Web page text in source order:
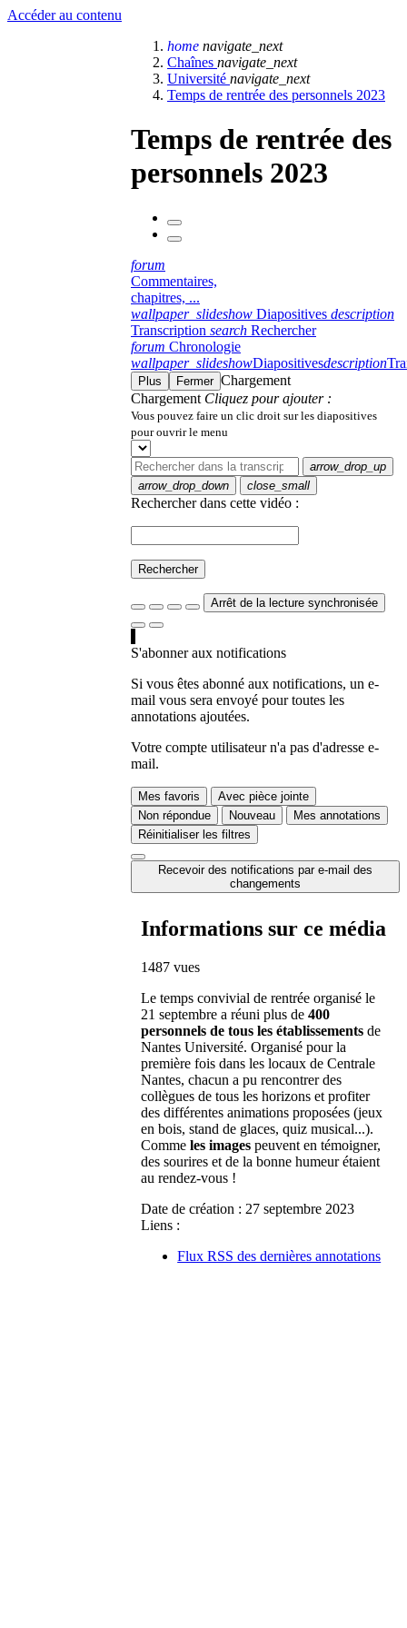
Accéder au contenu
home navigate_next
Chaînes navigate_next
Université navigate_next
Temps de rentrée des personnels 2023
Temps de rentrée des
personnels 2023
forum
Commentaires,
chapitres, ...
wallpaper_slideshow Diapositives description
Transcription search Rechercher
forum Chronologie
wallpaper_slideshowDiapositivesdescription
Plus Fermer Chargement
Chargement Cliquez pour ajouter :
Vous pouvez faire un clic droit sur les diapositives
pour ouvrir le menu
arrow_drop_up
arrow_drop_down
close_small
Rechercher dans cette vidéo :
Rechercher
Arrêt de la lecture synchronisée
S'abonner aux notifications
Si vous êtes abonné aux notifications, un e-
mail vous sera envoyé pour toutes les
annotations ajoutées.
Votre compte utilisateur n'a pas d'adresse e-
mail.
Mes favoris
Avec pièce jointe
Non répondue
Nouveau
Mes annotations
Réinitialiser les filtres
Recevoir des notifications par e-mail des
changements
Informations sur ce média
1487 vues
Le temps convivial de rentrée organisé le
21 septembre a réuni plus de400
personnels de tous les établissements de
Nantes Université. Organisé pour la
première fois dans les locaux de Centrale
Nantes, chacun a pu rencontrer des
collègues de tous les horizons et profiter
des différentes animations proposées (jeux
en bois, stand de glaces, quiz musical...).
Commeles images peuvent en témoigner,
des sourires et de la bonne humeur étaient
au rendez-vous !
Date de création : 27 septembre 2023
Liens :
Flux RSS des dernières annotations